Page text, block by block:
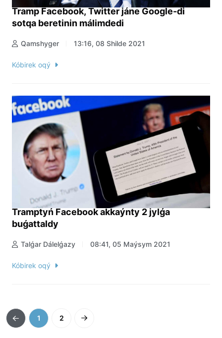
Tramp Facebook, Twitter jáne Google-di
sotqa beretinin málimdedi
Qamshyger 13:16, 08 Shilde 2021
Kóbirek oqý
Tramptyń Facebook akkaýnty 2 jylǵa
buǵattaldy
Talǵar Dálelǵazy 08:41, 05 Maýsym 2021
Kóbirek oqý
1 2